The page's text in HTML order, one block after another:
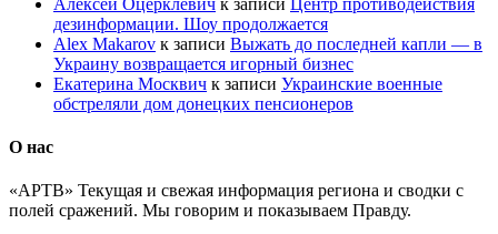
дезинформации. Шоу продолжается
Alex Makarov к записи Выжать до последней капли — в
Украину возвращается игорный бизнес
Екатерина Москвич к записи Украинские военные
обстреляли дом донецких пенсионеров
О нас
«АРТВ» Текущая и свежая информация региона и сводки с
полей сражений. Мы говорим и показываем Правду.